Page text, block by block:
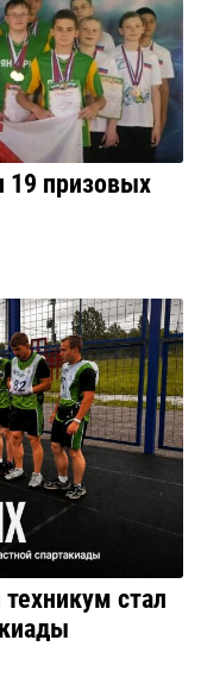
19 призовых
стал